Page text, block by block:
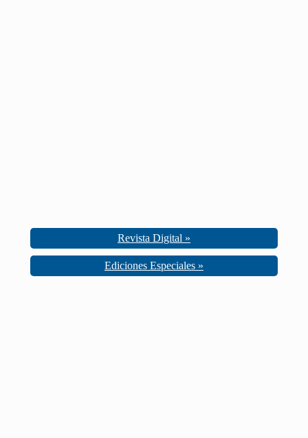
Revista Digital »
Ediciones Especiales »